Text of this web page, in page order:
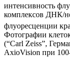
интенсивность
комплексов ДНК/
флуоресценции
Фотографии
(“Carl Zeiss”,
AxioVision при